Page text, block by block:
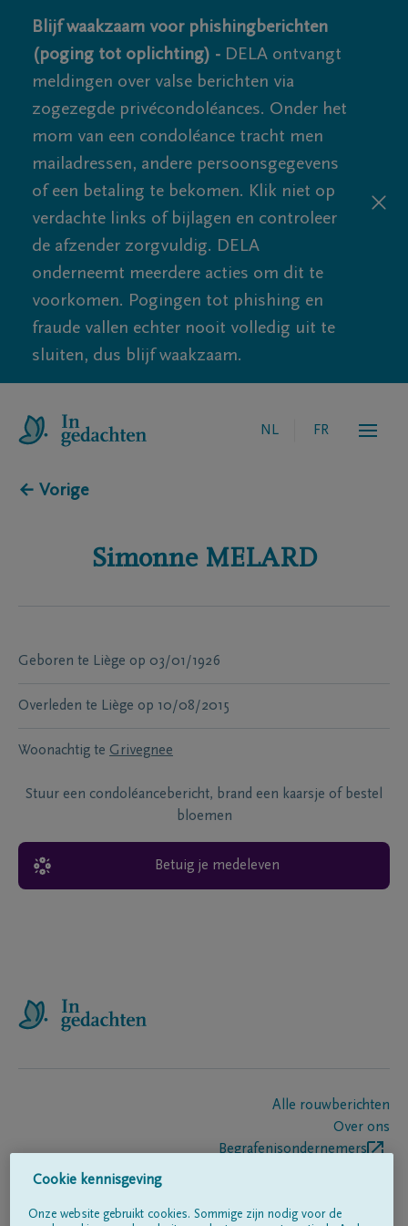
Blijf waakzaam voor phishingberichten
(poging tot oplichting) - DELA ontvangt
meldingen over valse berichten via
zogezegde privécondoléances. Onder het
mom van een condoléance tracht men
mailadressen, andere persoonsgegevens
of een betaling te bekomen. Klik niet op
verdachte links of bijlagen en controleer
de afzender zorgvuldig. DELA
onderneemt meerdere acties om dit te
voorkomen. Pogingen tot phishing en
fraude vallen echter nooit volledig uit te
sluiten, dus blijf waakzaam.
NL FR
← Vorige
Simonne MELARD
Geboren te Liège op 03/01/1926
Overleden te Liège op 10/08/2015
Woonachtig te Grivegnee
Stuur een condoléancebericht, brand een kaarsje of bestel
bloemen
Betuig je medeleven
Alle rouwberichten
Over ons
Begrafenisondernemers
Cookie kennisgeving
Onze website gebruikt cookies. Sommige zijn nodig voor de